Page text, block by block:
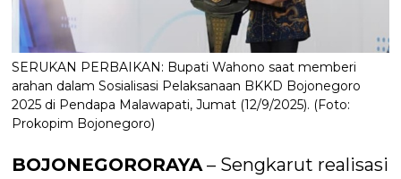
SERUKAN PERBAIKAN: Bupati Wahono saat memberi
arahan dalam Sosialisasi Pelaksanaan BKKD Bojonegoro
2025 di Pendapa Malawapati, Jumat (12/9/2025). (Foto:
Prokopim Bojonegoro)
BOJONEGORORAYA – Sengkarut realisasi